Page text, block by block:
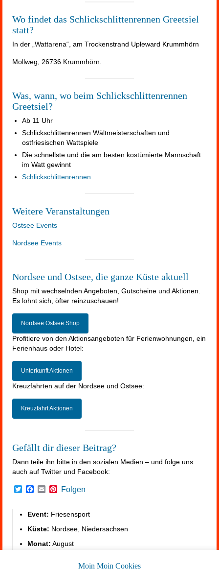
Wo findet das Schlickschlittenrennen Greetsiel
statt?
In der „Wattarena“, am Trockenstrand Upleward Krummhörn
Mollweg, 26736 Krummhörn.
Was, wann, wo beim Schlickschlittenrennen
Greetsiel?
Ab 11 Uhr
Schlickschlittenrennen Wältmeisterschaften und
ostfriesischen Wattspiele
Die schnellste und die am besten kostümierte Mannschaft
im Watt gewinnt
Schlickschlittenrennen
Weitere Veranstaltungen
Ostsee Events
Nordsee Events
Nordsee und Ostsee, die ganze Küste aktuell
Shop mit wechselnden Angeboten, Gutscheine und Aktionen.
Es lohnt sich, öfter reinzuschauen!
Nordsee Ostsee Shop
Profitiere von den Aktionsangeboten für Ferienwohnungen, ein
Ferienhaus oder Hotel:
Unterkunft Aktionen
Kreuzfahrten auf der Nordsee und Ostsee:
Kreuzfahrt Aktionen
Gefällt dir dieser Beitrag?
Dann teile ihn bitte in den sozialen Medien – und folge uns
auch auf Twitter und Facebook:
TwitterFacebook
EmailPinterest
Folgen
Event: Friesensport
Küste: Nordsee, Niedersachsen
Monat: August
Moin Moin Cookies